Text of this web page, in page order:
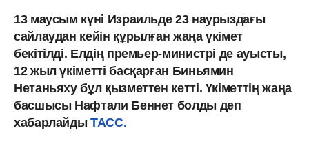
13 маусым күні Израильде 23 наурыздағы
сайлаудан кейін құрылған жаңа үкімет
бекітілді. Елдің премьер-министрі де ауысты,
12 жыл үкіметті басқарған Биньямин
Нетаньяху бұл қызметтен кетті. Үкіметтің жаңа
басшысы Нафтали Беннет болды деп
хабарлайдыТАСС.